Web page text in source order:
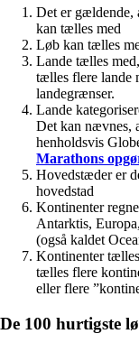
Det er gældende,
kan tælles med
Løb kan tælles
Lande tælles
tælles flere lande
landegrænser.
Lande
Det kan nævnes,
henholdsvis
Marathons
Hovedstæder er
hovedstad
Kontinenter
Antarktis,
(også kaldet
Kontinenter
tælles flere
eller flere
De 100 hurtigste